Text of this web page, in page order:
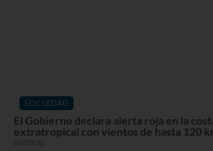
SOCIEDAD
El Gobierno declara alerta roja en la
extratropical con vientos de hasta 120
06/08/26